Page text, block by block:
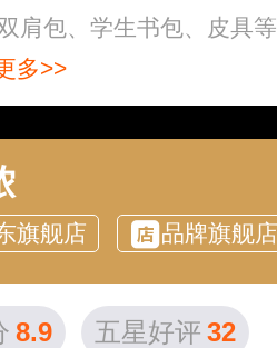
肩包、学生书包、皮具
多>>
旗舰店 品牌旗舰店
8.9 五星好评 32